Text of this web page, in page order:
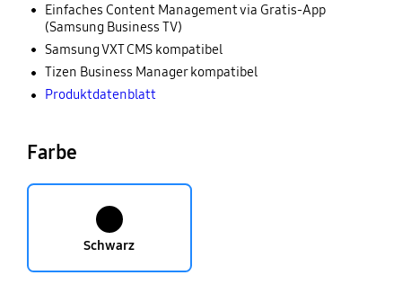
Einfaches Content Management via Gratis‑App
(Samsung Business TV)
Samsung VXT CMS kompatibel
Tizen Business Manager kompatibel
Produktdatenblatt
Farbe
Schwarz